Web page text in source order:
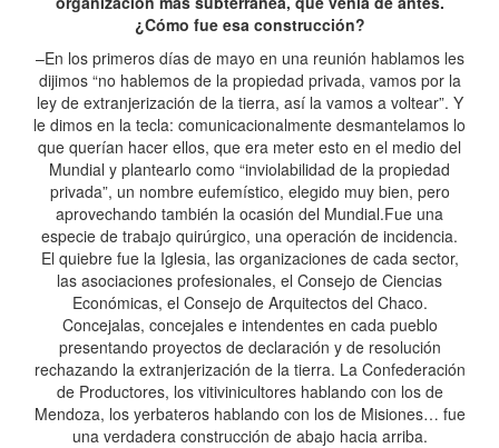
¿Cómo fue esa construcción?
–En los primeros días de mayo en una reunión hablamos les
dijimos “no hablemos de la propiedad privada, vamos por la
ley de extranjerización de la tierra, así la vamos a voltear”. Y
le dimos en la tecla: comunicacionalmente desmantelamos lo
que querían hacer ellos, que era meter esto en el medio del
Mundial y plantearlo como “inviolabilidad de la propiedad
privada”, un nombre eufemístico, elegido muy bien, pero
aprovechando también la ocasión del Mundial.Fue una
especie de trabajo quirúrgico, una operación de incidencia.
El quiebre fue la Iglesia, las organizaciones de cada sector,
las asociaciones profesionales, el Consejo de Ciencias
Económicas, el Consejo de Arquitectos del Chaco.
Concejalas, concejales e intendentes en cada pueblo
presentando proyectos de declaración y de resolución
rechazando la extranjerización de la tierra. La Confederación
de Productores, los vitivinicultores hablando con los de
Mendoza, los yerbateros hablando con los de Misiones… fue
una verdadera construcción de abajo hacia arriba.